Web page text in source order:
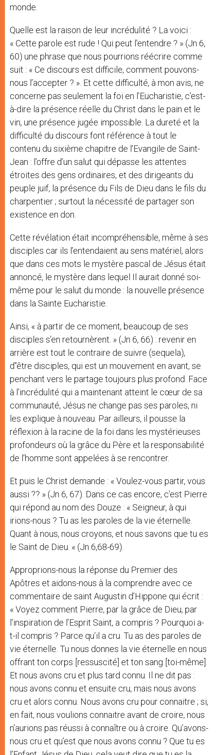
monde.
Quelle est la raison de leur incrédulité ? La voici :
« Cette parole est rude ! Qui peut l’entendre ? » (Jn 6,
60) une phrase que nous pourrions réécrire comme
suit : « Ce discours est difficile, comment pouvons-
nous l’accepter ? ». Et cette difficulté, à mon avis, ne
concerne pas seulement la foi en l’Eucharistie, c’est-
à-dire la présence réelle du Christ dans le pain et le
vin, une présence jugée impossible. La dureté et la
difficulté du discours font référence à tout le
contenu du sixième chapitre de l’Evangile de Saint-
Jean : l’offre d’un salut qui dépasse les attentes
étroites des gens ordinaires, et des dirigeants du
peuple juif, la présence du Fils de Dieu dans le fils du
charpentier ; surtout la nécessité de partager son
existence en don.
Cette révélation était incompréhensible, même à ses
disciples car ils l’entendaient au sens matériel, alors
que dans ces mots le mystère pascal de Jésus était
annoncé, le mystère dans lequel Il aurait donné soi-
même pour le salut du monde : la nouvelle présence
dans la Sainte Eucharistie.
Ainsi, « à partir de ce moment, beaucoup de ses
disciples s’en retournèrent. » (Jn 6, 66) : revenir en
arrière est tout le contraire de suivre (sequela),
d’’être disciples, qui est un mouvement en avant, se
penchant vers le partage toujours plus profond. Face
à l’incrédulité qui a maintenant atteint le cœur de sa
communauté, Jésus ne change pas ses paroles, ni
les explique à nouveau. Par ailleurs, il pousse la
réflexion à la racine de la foi dans les mystérieuses
profondeurs où la grâce du Père et la responsabilité
de l’homme sont appelées à se rencontrer.
Et puis le Christ demande : « Voulez-vous partir, vous
aussi ?? » (Jn 6, 67). Dans ce cas encore, c’est Pierre
qui répond au nom des Douze : « Seigneur, à qui
irions-nous ? Tu as les paroles de la vie éternelle.
Quant à nous, nous croyons, et nous savons que tu es
le Saint de Dieu. « (Jn 6,68-69).
Approprions-nous la réponse du Premier des
Apôtres et aidons-nous à la comprendre avec ce
commentaire de saint Augustin d’Hippone qui écrit :
« Voyez comment Pierre, par la grâce de Dieu, par
l’inspiration de l’Esprit Saint, a compris ? Pourquoi a-
t-il compris ? Parce qu’il a cru. Tu as des paroles de
vie éternelle. Tu nous donnes la vie éternelle en nous
offrant ton corps [ressuscité] et ton sang [toi-même].
Et nous avons cru et plus tard connu. Il ne dit pas :
nous avons connu et ensuite cru, mais nous avons
cru et alors connu. Nous avons cru pour connaitre ; si,
en fait, nous voulions connaitre avant de croire, nous
n’aurions pas réussi à connaître ou à croire. Qu’avons-
nous cru et qu’est que nous avons connu ? Que tu es